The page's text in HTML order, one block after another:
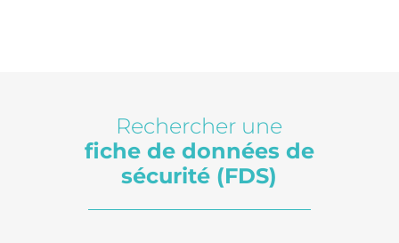
Rechercher une
fiche de données de
sécurité (FDS)